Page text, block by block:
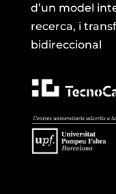
d’un model
recerca, i
bidireccional